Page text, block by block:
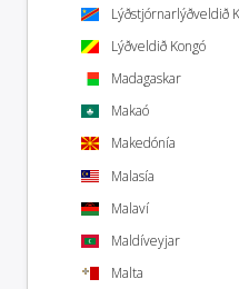
Lýðstjórnarlýðveldið
Lýðveldið Kongó
Madagaskar
Makaó
Makedónía
Malasía
Malaví
Maldíveyjar
Malta